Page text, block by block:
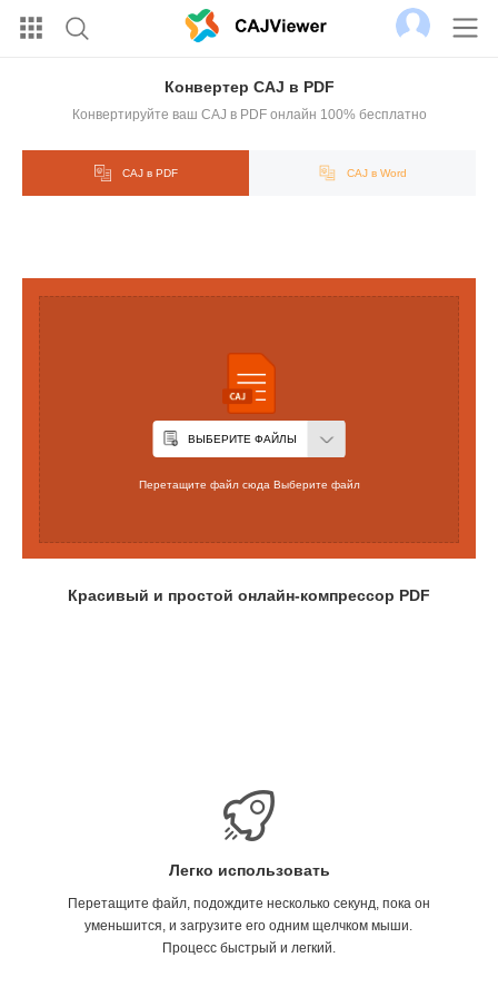
Конвертер CAJ в PDF
Конвертируйте ваш CAJ в PDF онлайн 100% бесплатно
CAJ в PDF CAJ в Word
ВЫБЕРИТЕ ФАЙЛЫ
Перетащите файл сюда Выберите файл
Красивый и простой онлайн-компрессор PDF
Легко использовать
Перетащите файл, подождите несколько секунд, пока он
уменьшится, и загрузите его одним щелчком мыши.
Процесс быстрый и легкий.